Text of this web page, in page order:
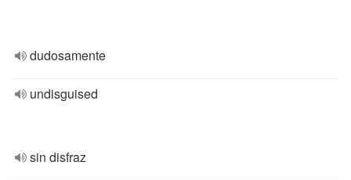
dudosamente
undisguised
sin disfraz